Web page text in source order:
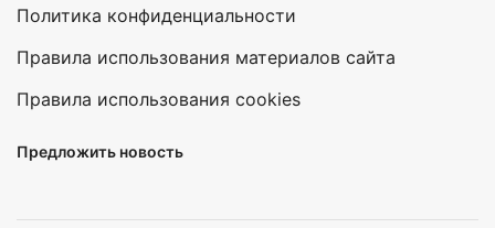
Политика конфиденциальности
Правила использования материалов сайта
Правила использования cookies
Предложить новость